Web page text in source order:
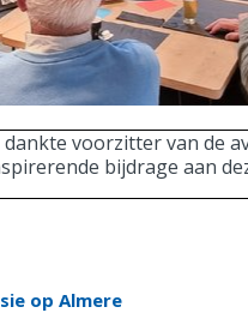
voorzitter van de
bijdrage aan
op Almere